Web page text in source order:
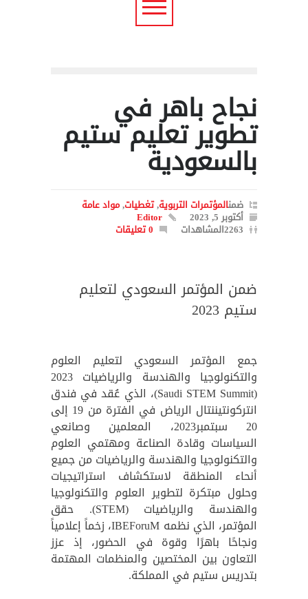
نجاح باهر في
تطوير تعليم ستيم
بالسعودية
ضمنالمؤتمرات التربوية,تغطيات,مواد عامة
أكتوبر 5, 2023 Editor
2263المشاهدات 0 تعليقات
ضمن المؤتمر السعودي لتعليم
ستيم 2023
جمع المؤتمر السعودي لتعليم العلوم
والتكنولوجيا والهندسة والرياضيات 2023
(Saudi STEM Summit)، الذي عُقد في فندق
انتركونتيننتال الرياض في الفترة من 19 إلى
20 سبتمبر2023، المعلمين وصانعي
السياسات وقادة الصناعة ومهتمي العلوم
والتكنولوجيا والهندسة والرياضيات من جميع
أنحاء المنطقة لاستكشاف استراتيجيات
وحلول مبتكرة لتطوير العلوم والتكنولوجيا
والهندسة والرياضيات (STEM). حقق
المؤتمر، الذي نظمه IBEForuM، زخماً إعلامياً
ونجاحًا باهرًا وقوة في الحضور، إذ عزز
التعاون بين المختصين والمنظمات المهتمة
بتدريس ستيم في المملكة.